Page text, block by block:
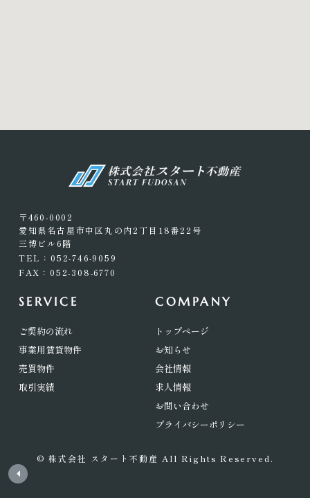
〒460-0002
愛知県名古屋市中区丸の内2丁目18番22号
三博ビル6階
TEL：052-746-9059
FAX：052-308-6770
SERVICE
ご契約の流れ
事業用賃貸物件
売買物件
取引実績
COMPANY
トップページ
お知らせ
会社情報
求人情報
お問い合わせ
プライバシーポリシー
© 株式会社 スタート不動産 All Rights Reserved.